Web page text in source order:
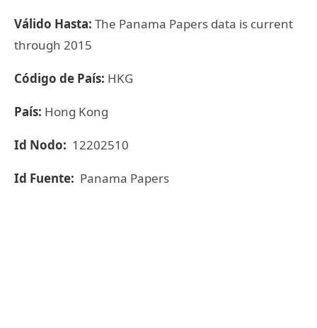
Válido Hasta: The Panama Papers data is current
through 2015
Código de País: HKG
País: Hong Kong
Id Nodo: 12202510
Id Fuente: Panama Papers